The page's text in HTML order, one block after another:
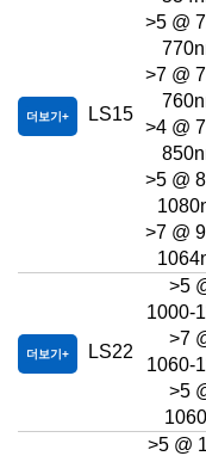
더보기 LS15
>5 @
>7 @
>4 @
>5 @
>7 @
더보기 LS22
>5
1000-
>7
1060-
>5
>5 @